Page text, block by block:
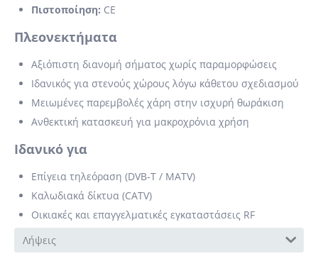
Πιστοποίηση: CE
Πλεονεκτήματα
Αξιόπιστη διανομή σήματος χωρίς παραμορφώσεις
Ιδανικός για στενούς χώρους λόγω κάθετου σχεδιασμού
Μειωμένες παρεμβολές χάρη στην ισχυρή θωράκιση
Ανθεκτική κατασκευή για μακροχρόνια χρήση
Ιδανικό για
Επίγεια τηλεόραση (DVB-T / MATV)
Καλωδιακά δίκτυα (CATV)
Οικιακές και επαγγελματικές εγκαταστάσεις RF
Λήψεις